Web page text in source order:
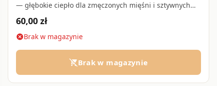
— głębokie ciepło dla zmęczonych mięśni i sztywnych
stawów • 125 ml
60,00 zł
cancelBrak w magazynie
remove_shopping_cartBrak w magazynie